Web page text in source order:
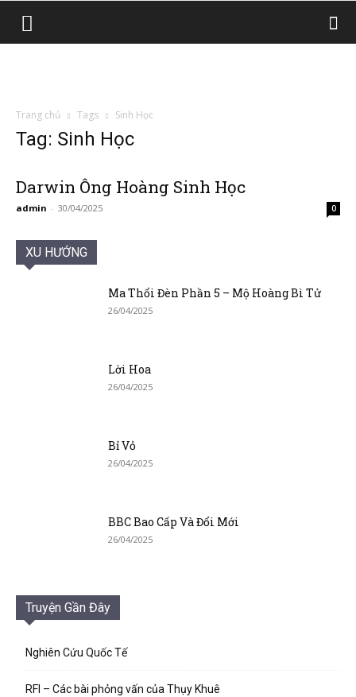
Trang chủ Tags Sinh Học
Tag: Sinh Học
Darwin Ông Hoàng Sinh Học
admin - 30/04/2025 0
XU HƯỚNG
Ma Thổi Đèn Phần 5 – Mộ Hoàng Bì Tử
26/04/2025
Lời Hoa
26/04/2025
Bỉ Vỏ
26/04/2025
BBC Bao Cấp Và Đổi Mới
26/04/2025
Truyện Gần Đây
Nghiên Cứu Quốc Tế
RFI – Các bài phỏng vấn của Thụy Khuê